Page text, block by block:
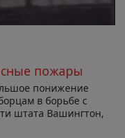
пожары
понижение
в борьбе с
штата Вашингтон,